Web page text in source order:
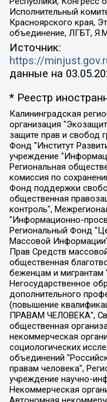
Исполнительный
Красноярского края,
объединение, ЛГБТ,
Источник:
https://
данные на
* Реестр
Калининградская региональная общественная организация "Экозащита!-Женсовет", Фонд содействия защите прав и свобод граждан "Общественный вердикт", Фонд "Институт Развития Свободы Информации", Частное учреждение "Информационное агентство МЕМО. РУ", Региональная общественная организация "Общественная комиссия по сохранению наследия академика Сахарова", Фонд поддержки свободы прессы, Санкт-Петербургская общественная правозащитная организация "Гражданский контроль", Межрегиональная общественная организация "Информационно-просветительский центр "Мемориал", Региональный Фонд "Центр Защиты Прав Средств Массовой Информации", с 05.12.2023 Фонд "Центр Защиты Прав Средств массовой информации", Региональная общественная благотворительная организация помощи беженцам и мигрантам "Гражданское содействие", Негосударственное образовательное учреждение дополнительного профессионального образования (повышение квалификации) специалистов "АКАДЕМИЯ ПО ПРАВАМ ЧЕЛОВЕКА", Свердловская региональная общественная организация "Сутяжник", Автономная некоммерческая организация "Центр независимых социологических исследований", Союз общественных объединений "Российский исследовательский центр по правам человека", Региональное общественное учреждение научно-информационный центр "МЕМОРИАЛ", Некоммерческая организация "Фонд защиты гласности", Автономная некоммерческая организация "Институт прав человека", Городская общественная организация "Екатеринбургское общество "МЕМОРИАЛ", Городская общественная организация "Рязанское историко-просветительское и правозащитное общество "Мемориал" (Рязанский Мемориал), Челябинский региональный орган общественной самодеятельности – женское общественное объединение "Женщины Евразии", Челябинский региональный орган общественной самодеятельности "Уральская правозащитная группа", Фонд содействия защите здоровья и социальной справедливости имени Андрея Рылькова, Автономная Некоммерческая Организация "Аналитический Центр Юрия Левады", Автономная некоммерческая организация социальной поддержки населения "Проект Апрель", Региональная общественная организация помощи женщинам и детям, находящимся в кризисной ситуации "Информационно-методический центр "Анна", Фонд содействия развитию массовых коммуникаций и правовому просвещению "Так-так-Так", Фонд содействия устойчивому развитию "Серебряная тайга", Свердловский региональный общественный фонд социальных проектов "Новое время", "Idel.Реалии", Кавказ.Реалии, Крым.Реалии, Телеканал Настоящее Время, Татаро-башкирская служба Радио Свобода (Azatliq Radiosi), Радио Свободная Европа/Радио Свобода (PCE/PC), "Сибирь.Реалии", "Фактограф", Благотворительный фонд помощи осужденным и их семьям, Автономная некоммерческая организация "Институт глобализации и социальных движений", Фонд "В защиту прав заключенных", Частное учреждение "Центр поддержки и содействия развитию средств массовой информации", Пензенский региональный общественный благотворительный фонд "Гражданский союз", "Север.Реалии", Некоммерческая организация Фонд "Правовая инициатива", Общество с ограниченной ответственностью "Радио Свободная Европа/Радио Свобода", Чешское информационное агентство "MEDIUM-ORIENT", Красноярская региональная общественная организация "Мы против СПИДа", Камалягин Денис Николаевич, Маркелов Сергей Евгеньевич, Пономарев Лев Александрович, Савицкая Людмила Алексеевна, Автономная некоммерческая организация "Центр по работе с проблемой насилия "НАСИЛИЮ.НЕТ", Межрегиональный профессиональный союз работников здравоохранения "Альянс врачей", Юридическое лицо, зарегистрированное в Латвийской Республике, SIA "Medusa Project" (регистрационный номер 40103797863, дата регистрации 10.06.2014), Некоммерческая организация "Фонд по борьбе с коррупцией", Автономная некоммерческая организация "Институт права и публичной политики", Баданин Роман Сергеевич, Гликин Максим Александрович, Железнова Мария Михайловна, Лукьянова Юлия Сергеевна, Маетная Елизавета Витальевна, Маняхин Петр Борисович, Чуракова Ольга Владимировна, Ярош Юлия Петровна, Юридическое лицо "The Insider SIA", зарегистрированное в Риге, Латвийская Республика (дата регистрации 26.06.2015), являющееся администратором доменного имени интернет-издания "The Insider SIA", https://theins.ru, Постернак Алексей Евгеньевич, Рубин Михаил Аркадьевич, Анин Роман Александрович, Юридическое лицо Istories fonds, зарегистрированное в Латвийской Республике (регистрационный номер 50008295751, дата регистрации 24.02.2020), Великовский Дмитрий Александрович, Долинина Ирина Николаевна, Мароховская Алеся Алексеевна, Шлейнов Роман Юрьевич, Шмагун Олеся Валентиновна, Общество с ограниченной ответственностью "Альтаир 2021", Общество с ограниченной ответственностью "Вега 2021", Общество с ограниченной ответственностью "Главный редактор 2021", Общество с ограниченной ответственностью "Ромашки монолит", Важенков Артем Валерьевич, Ивановская областная общественная